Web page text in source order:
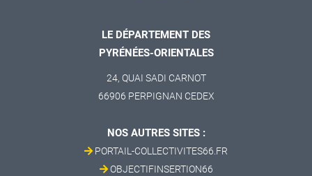
LE DÉPARTEMENT DES
PYRÉNÉES-ORIENTALES
24, QUAI SADI CARNOT
66906 PERPIGNAN CEDEX
NOS AUTRES SITES :
PORTAIL-COLLECTIVITES66.FR
OBJECTIFINSERTION66